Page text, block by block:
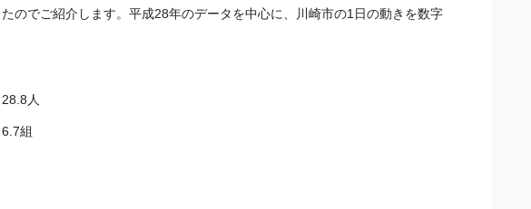
のでご紹介します。平成28年のデータを中心に、川崎市の1日の動きを数字
人
組